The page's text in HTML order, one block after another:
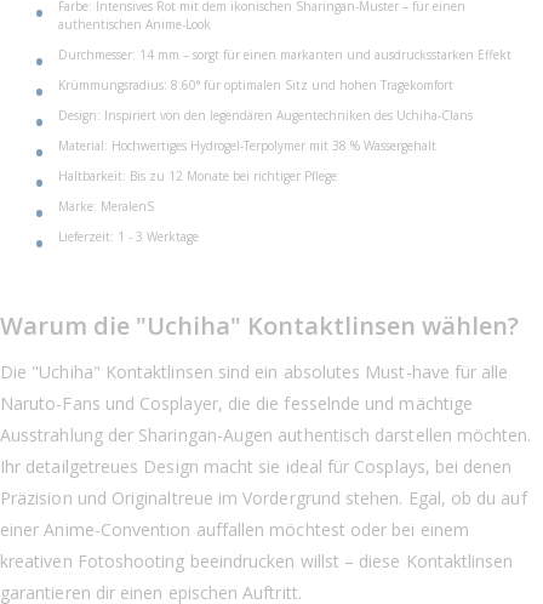
Farbe: Intensives Rot mit dem ikonischen Sharingan-Muster – für einen
authentischen Anime-Look
Durchmesser: 14 mm – sorgt für einen markanten und ausdrucksstarken Effekt
Krümmungsradius: 8.60° für optimalen Sitz und hohen Tragekomfort
Design: Inspiriert von den legendären Augentechniken des Uchiha-Clans
Material: Hochwertiges Hydrogel-Terpolymer mit 38 % Wassergehalt
Haltbarkeit: Bis zu 12 Monate bei richtiger Pflege
Marke: MeralenS
Lieferzeit: 1 - 3 Werktage
Warum die "Uchiha" Kontaktlinsen wählen?
Die "Uchiha" Kontaktlinsen sind ein absolutes Must-have für alle
Naruto-Fans und Cosplayer, die die fesselnde und mächtige
Ausstrahlung der Sharingan-Augen authentisch darstellen möchten.
Ihr detailgetreues Design macht sie ideal für Cosplays, bei denen
Präzision und Originaltreue im Vordergrund stehen. Egal, ob du auf
einer Anime-Convention auffallen möchtest oder bei einem
kreativen Fotoshooting beeindrucken willst – diese Kontaktlinsen
garantieren dir einen epischen Auftritt.